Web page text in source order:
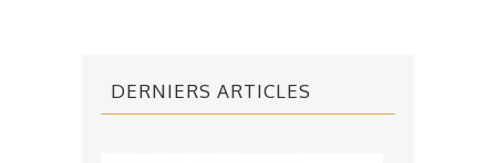
DERNIERS ARTICLES